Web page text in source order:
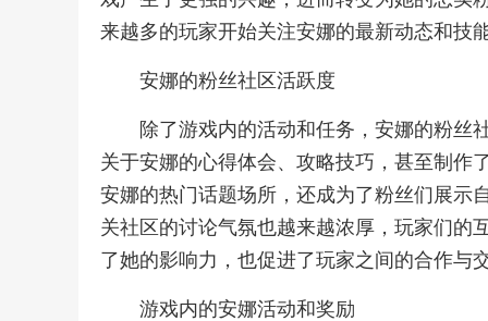
来越多的玩家开始关注安娜的最新动态和技
安娜的粉丝社区活跃度
除了游戏内的活动和任务，安娜的粉丝
关于安娜的心得体会、攻略技巧，甚至制作
安娜的热门话题场所，还成为了粉丝们展示
关社区的讨论气氛也越来越浓厚，玩家们的
了她的影响力，也促进了玩家之间的合作与
游戏内的安娜活动和奖励